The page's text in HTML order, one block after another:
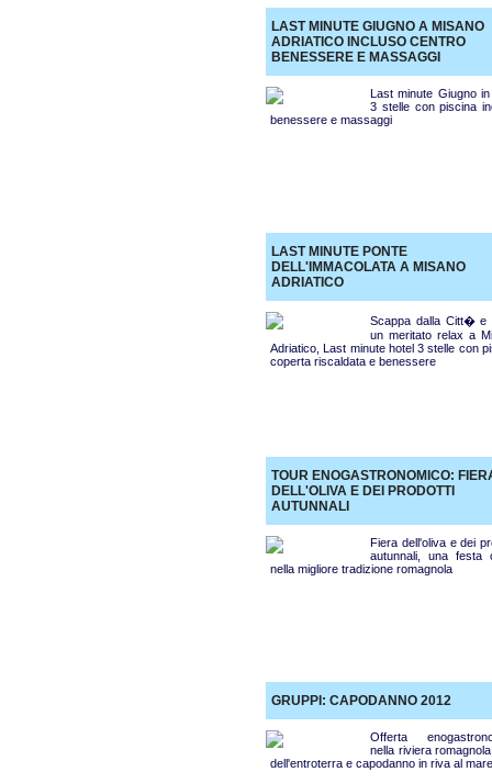
LAST MINUTE GIUGNO A MISANO
ADRIATICO INCLUSO CENTRO
BENESSERE E MASSAGGI
Last minute Giugno in
3 stelle con piscina
benessere e massaggi
LAST MINUTE PONTE
DELL'IMMACOLATA A MISANO
ADRIATICO
Scappa dalla Citt� e
un meritato relax a
Adriatico, Last minute hotel 3 stelle con
coperta riscaldata e benessere
TOUR ENOGASTRONOMICO:
DELL'OLIVA E DEI PRODOTTI
AUTUNNALI
Fiera dell'oliva e dei
autunnali, una festa
nella migliore tradizione romagnola
GRUPPI: CAPODANNO 2012
Offerta
nella riviera
dell'entroterra e capodanno in riva al mare